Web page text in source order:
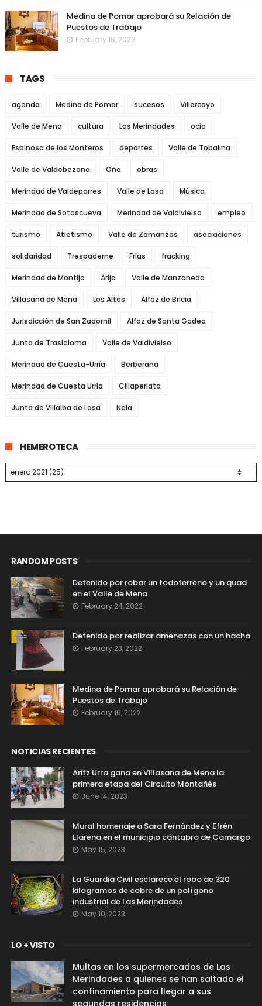
Medina de Pomar aprobará su Relación de
Puestos de Trabajo
February 16, 2022
TAGS
agenda Medina de Pomar sucesos Villarcayo
Valle de Mena cultura Las Merindades ocio
Espinosa de los Monteros deportes Valle de Tobalina
Valle de Valdebezana Oña obras
Merindad de Valdeporres Valle de Losa Música
Merindad de Sotoscueva Merindad de Valdivielso empleo
turismo Atletismo Valle de Zamanzas asociaciones
solidaridad Trespaderne Frías fracking
Merindad de Montija Arija Valle de Manzanedo
Villasana de Mena Los Altos Alfoz de Bricia
Jurisdicción de San Zadornil Alfoz de Santa Gadea
Junta de Traslaloma Valle de Valdivielso
Merindad de Cuesta-Urría Berberana
Merindad de Cuesta Urría Cillaperlata
Junta de Villalba de Losa Nela
HEMEROTECA
RANDOM POSTS
Detenido por robar un todoterreno y un quad
en el Valle de Mena
February 24, 2022
Detenido por realizar amenazas con un hacha
February 23, 2022
Medina de Pomar aprobará su Relación de
Puestos de Trabajo
February 16, 2022
NOTICIAS RECIENTES
Aritz Urra gana en Villasana de Mena la
primera etapa del Circuito Montañés
June 14, 2023
Mural homenaje a Sara Fernández y Efrén
Llarena en el municipio cántabro de Camargo
May 15, 2023
La Guardia Civil esclarece el robo de 320
kilogramos de cobre de un polígono
industrial de Las Merindades
May 10, 2023
LO + VISTO
Multas en los supermercados de Las
Merindades a quienes se han saltado el
confinamiento para llegar a sus
segundas residencias